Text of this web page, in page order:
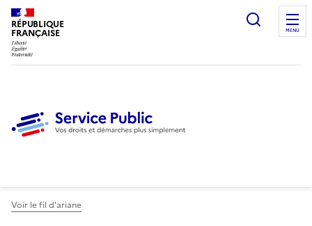
RÉPUBLIQUE
FRANÇAISE
Ouvrir
MENU
Voir le fil d'ariane